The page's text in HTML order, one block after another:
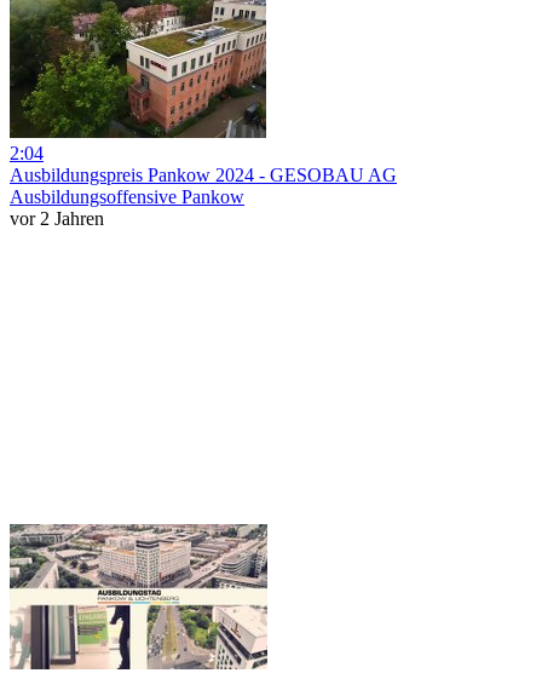
2:04
Ausbildungspreis Pankow 2024 - GESOBAU AG
Ausbildungsoffensive Pankow
vor 2 Jahren